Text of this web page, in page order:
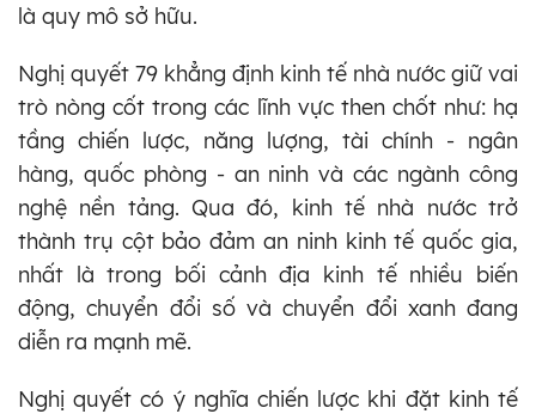
là quy mô sở hữu.
Nghị quyết 79 khẳng định kinh tế nhà nước giữ vai
trò nòng cốt trong các lĩnh vực then chốt như: hạ
tầng chiến lược, năng lượng, tài chính - ngân
hàng, quốc phòng - an ninh và các ngành công
nghệ nền tảng. Qua đó, kinh tế nhà nước trở
thành trụ cột bảo đảm an ninh kinh tế quốc gia,
nhất là trong bối cảnh địa kinh tế nhiều biến
động, chuyển đổi số và chuyển đổi xanh đang
diễn ra mạnh mẽ.
Nghị quyết có ý nghĩa chiến lược khi đặt kinh tế